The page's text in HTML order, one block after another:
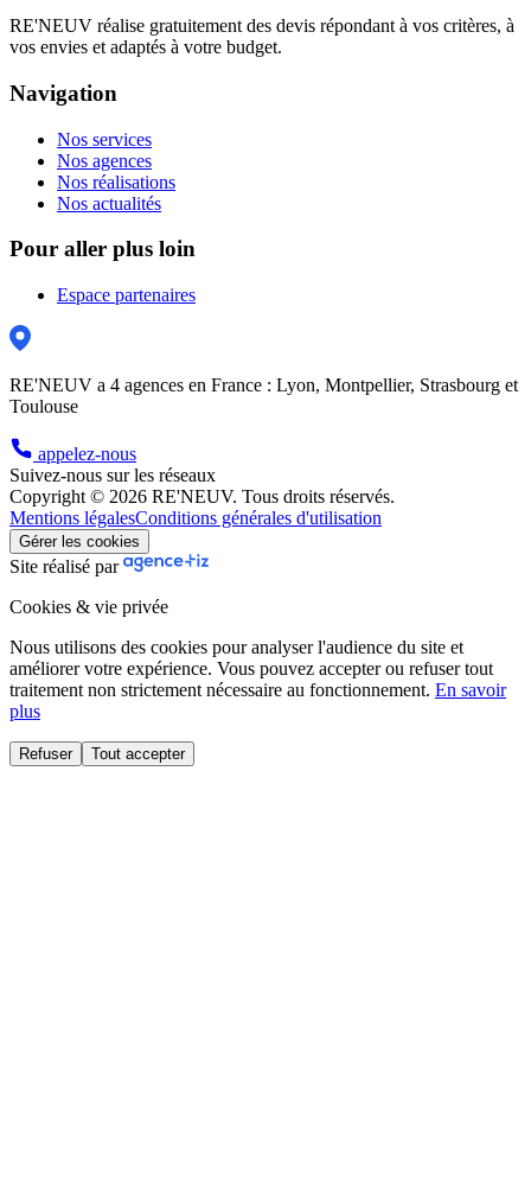
RE'NEUV réalise gratuitement des devis répondant à vos critères, à
vos envies et adaptés à votre budget.
Navigation
Nos services
Nos agences
Nos réalisations
Nos actualités
Pour aller plus loin
Espace partenaires
RE'NEUV a 4 agences en France : Lyon, Montpellier, Strasbourg et
Toulouse
appelez-nous
Suivez-nous sur les réseaux
Copyright © 2026 RE'NEUV. Tous droits réservés.
Mentions légalesConditions générales d'utilisation
Gérer les cookies
Site réalisé par
Cookies & vie privée
Nous utilisons des cookies pour analyser l'audience du site et
améliorer votre expérience. Vous pouvez accepter ou refuser tout
traitement non strictement nécessaire au fonctionnement. En savoir
plus
Refuser Tout accepter